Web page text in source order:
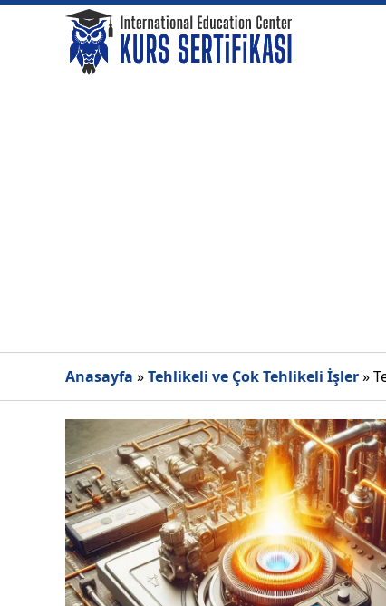
Anasayfa »Tehlikeli ve Çok Tehlikeli İşler»